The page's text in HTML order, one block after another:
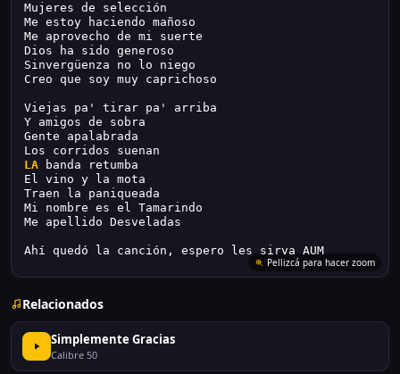
Mujeres de selección
Me estoy haciendo mañoso
Me aprovecho de mi suerte
Dios ha sido generoso
Sinvergüenza no lo niego
Creo que soy muy caprichoso
Viejas pa' tirar pa' arriba
Y amigos de sobra
Gente apalabrada
Los corridos suenan
LA banda retumba
El vino y la mota
Traen la paniqueada
Mi nombre es el Tamarindo
Me apellido Desveladas
Ahí quedó la canción, espero les sirva AUM
Pellizcá para hacer zoom
Relacionados
Simplemente Gracias
Calibre 50